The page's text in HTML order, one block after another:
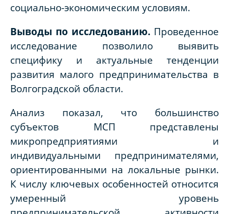
социально-экономическим условиям.
Выводы по исследованию. Проведенное
исследование позволило выявить
специфику и актуальные тенденции
развития малого предпринимательства в
Волгоградской области.
Анализ показал, что большинство
субъектов МСП представлены
микропредприятиями и
индивидуальными предпринимателями,
ориентированными на локальные рынки.
К числу ключевых особенностей относится
умеренный уровень